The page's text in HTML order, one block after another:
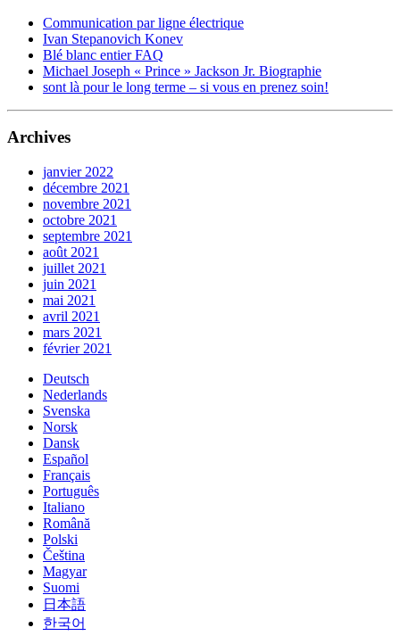
Communication par ligne électrique
Ivan Stepanovich Konev
Blé blanc entier FAQ
Michael Joseph « Prince » Jackson Jr. Biographie
sont là pour le long terme – si vous en prenez soin!
Archives
janvier 2022
décembre 2021
novembre 2021
octobre 2021
septembre 2021
août 2021
juillet 2021
juin 2021
mai 2021
avril 2021
mars 2021
février 2021
Deutsch
Nederlands
Svenska
Norsk
Dansk
Español
Français
Português
Italiano
Română
Polski
Čeština
Magyar
Suomi
日本語
한국어